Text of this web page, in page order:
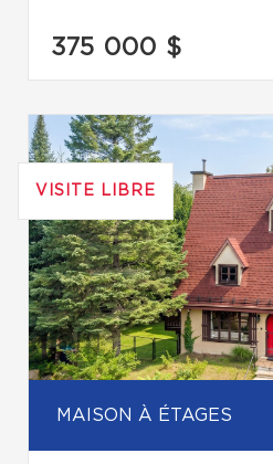
375 000 $
VISITE LIBRE
MAISON À ÉTAGES